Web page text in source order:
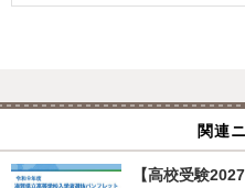
関連
【高校受験